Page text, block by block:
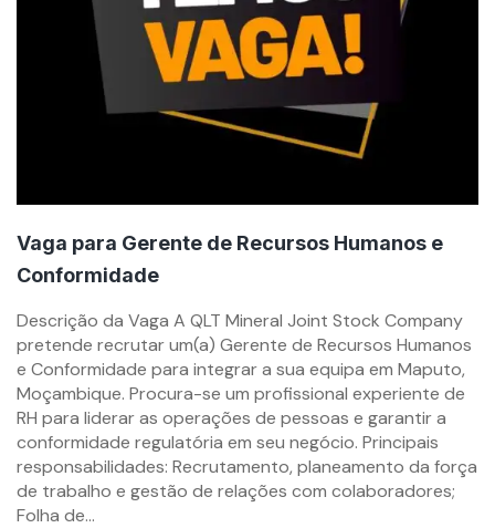
Vaga para Gerente de Recursos Humanos e
Conformidade
By
mzemprego.com
Descrição da Vaga A QLT Mineral Joint Stock Company
pretende recrutar um(a) Gerente de Recursos Humanos
e Conformidade para integrar a sua equipa em Maputo,
Moçambique. Procura-se um profissional experiente de
RH para liderar as operações de pessoas e garantir a
conformidade regulatória em seu negócio. Principais
responsabilidades: Recrutamento, planeamento da força
de trabalho e gestão de relações com colaboradores;
Folha de...